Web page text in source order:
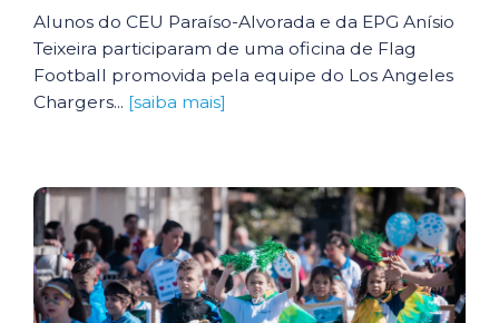
Alunos do CEU Paraíso-Alvorada e da EPG Anísio
Teixeira participaram de uma oficina de Flag
Football promovida pela equipe do Los Angeles
Chargers... [saiba mais]